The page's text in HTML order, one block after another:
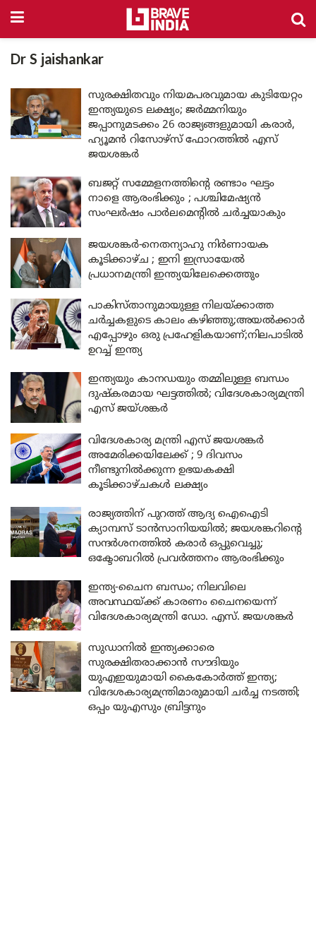
Dr S jaishankar
സുരക്ഷിതവും നിയമപരവുമായ കുടിയേറ്റം
ഇന്ത്യയുടെ ലക്ഷ്യം; ജർമ്മനിയും
ജപ്പാനുമടക്കം 26 രാജ്യങ്ങളുമായി കരാർ,
ഹ്യൂമൻ റിസോഴ്സ് ഫോറത്തിൽ എസ്
ജയശങ്കർ
ബജറ്റ് സമ്മേളനത്തിന്റെ രണ്ടാം ഘട്ടം
നാളെ ആരംഭിക്കും ; പശ്ചിമേഷ്യൻ
സംഘർഷം പാർലമെന്റിൽ ചർച്ചയാകും
ജയശങ്കർ-നെതന്യാഹു നിർണായക
കൂടിക്കാഴ്ച ; ഇനി ഇസ്രായേൽ
പ്രധാനമന്ത്രി ഇന്ത്യയിലേക്കെത്തും
പാകിസ്താനുമായുള്ള നിലയ്ക്കാത്ത
ചർച്ചകളുടെ കാലം കഴിഞ്ഞു;അയൽക്കാർ
എപ്പോഴും ഒരു പ്രഹേളികയാണ്;നിലപാടിൽ
ഉറച്ച് ഇന്ത്യ
ഇന്ത്യയും കാനഡയും തമ്മിലുള്ള ബന്ധം
ദുഷ്‌കരമായ ഘട്ടത്തിൽ; വിദേശകാര്യമന്ത്രി
എസ് ജയ്ശങ്കർ
വിദേശകാര്യ മന്ത്രി എസ് ജയശങ്കർ
അമേരിക്കയിലേക്ക് ; 9 ദിവസം
നീണ്ടുനിൽക്കുന്ന ഉഭയകക്ഷി
കൂടിക്കാഴ്ചകൾ ലക്ഷ്യം
രാജ്യത്തിന് പുറത്ത് ആദ്യ ഐഐടി
ക്യാമ്പസ് ടാൻസാനിയയിൽ; ജയശങ്കറിന്റെ
സന്ദർശനത്തിൽ കരാർ ഒപ്പുവെച്ചു;
ഒക്ടോബറിൽ പ്രവർത്തനം ആരംഭിക്കും
ഇന്ത്യ-ചൈന ബന്ധം; നിലവിലെ
അവസ്ഥയ്ക്ക് കാരണം ചൈനയെന്ന്
വിദേശകാര്യമന്ത്രി ഡോ. എസ്. ജയശങ്കർ
സുഡാനിൽ ഇന്ത്യക്കാരെ
സുരക്ഷിതരാക്കാൻ സൗദിയും
യുഎഇയുമായി കൈകോർത്ത് ഇന്ത്യ;
വിദേശകാര്യമന്ത്രിമാരുമായി ചർച്ച നടത്തി;
ഒപ്പം യുഎസും ബ്രിട്ടനും